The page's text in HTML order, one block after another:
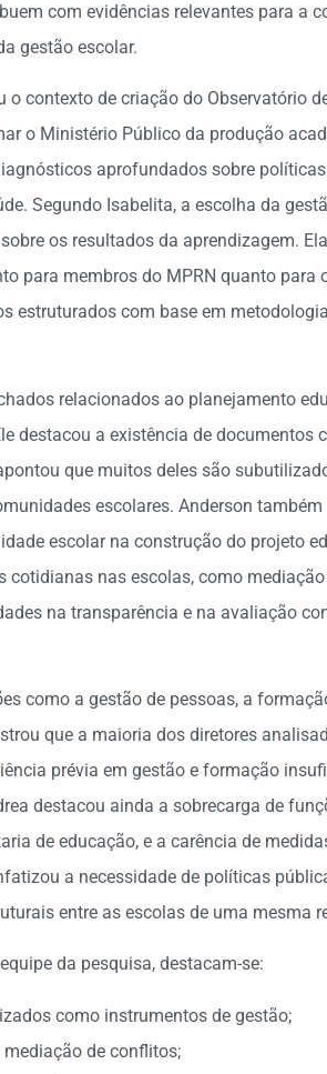
com evidências relevantes para a
gestão escolar.
contexto de criação do Observatório
o Ministério Público da produção
aprofundados sobre
Segundo Isabelita, a escolha da
os resultados da aprendizagem.
para membros do MPRN quanto para
estruturados com base em
relacionados ao planejamento
destacou a existência de documentos
que muitos deles são
escolares. Anderson também
escolar na construção do projeto
cotidianas nas escolas, como
na transparência e na avaliação
como a gestão de pessoas, a
que a maioria dos diretores
prévia em gestão e formação
destacou ainda a sobrecarga de
de educação, e a carência de
a necessidade de políticas
entre as escolas de uma mesma
da pesquisa, destacam-se:
como instrumentos de gestão;
de conflitos;